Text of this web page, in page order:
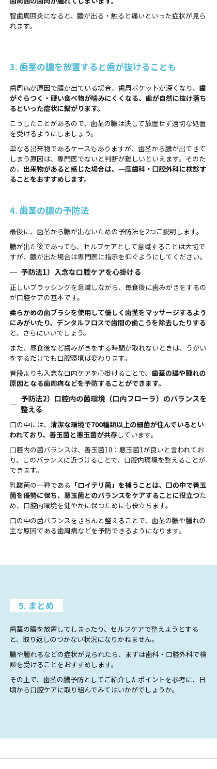
智歯周囲炎になると、膿が出る・触ると痛いといった症状が見ら
れます。
3. 歯茎の膿を放置すると歯が抜けることも
歯周病が原因で膿が出ている場合、歯周ポケットが深くなり、 歯
がぐらつく・硬い食べ物が噛みにくくなる、歯が自然に抜け落ち
るといった症状に繋がります。
こうしたことがあるので、歯茎の膿は決して放置せず適切な処置
を受けるようにしましょう。
単なる出来物であるケースもありますが、歯茎から膿が出てきて
しまう原因は、専門医でないと判断が難しいといえます。そのた
め、 出来物があると感じた場合は、一度歯科・口腔外科に検診す
ることをおすすめします。
4. 歯茎の膿の予防法
最後に、歯茎から膿が出ないための予防法を2つご説明します。
膿が出た後であっても、セルフケアとして意識することは大切で
すが、膿が出た場合は専門医に指示を仰ぐようにしてください。
予防法1）入念な口腔ケアを心掛ける
正しいブラッシングを意識しながら、毎食後に歯みがきをするの
が口腔ケアの基本です。
柔らかめの歯ブラシを使用して優しく歯茎をマッサージするよう
にみがいたり、デンタルフロスで歯間の歯こうを除去したりする
と、さらにいいでしょう。
また、昼食後など歯みがきをする時間が取れないときは、うがい
をするだけでも口腔環境は変わります。
普段よりも入念な口内ケアを心掛けることで、 歯茎の膿や腫れの
原因となる歯周病などを予防することができます。
予防法2）口腔内の菌環境（口内フローラ）のバランスを
整える
口の中には、 清潔な環境で700種類以上の細菌が住んでいるとい
われており、善玉菌と悪玉菌が共存しています。
口腔内の菌バランスは、善玉菌10：悪玉菌1が良いと言われてお
り、このバランスに近づけることで、口腔内環境を整えることが
できます。
乳酸菌の一種である 「ロイテリ菌」を補うことは、口の中で善玉
菌を優勢に保ち、悪玉菌とのバランスをケアすることに役立つた
め、口腔内環境を健やかに保つためにも役立ちます。
口の中の菌バランスをきちんと整えることで、歯茎の膿や腫れの
主な原因である歯周病などを予防できるようになります。
5. まとめ
歯茎の膿を放置してしまったり、セルフケアで整えようとする
と、取り返しのつかない状況になりかねません。
膿や腫れるなどの症状が見られたら、まずは歯科・口腔外科で検
診を受けることをおすすめします。
その上で、歯茎の膿予防としてご紹介したポイントを参考に、日
頃から口腔ケアに取り組んでみてはいかがでしょうか。